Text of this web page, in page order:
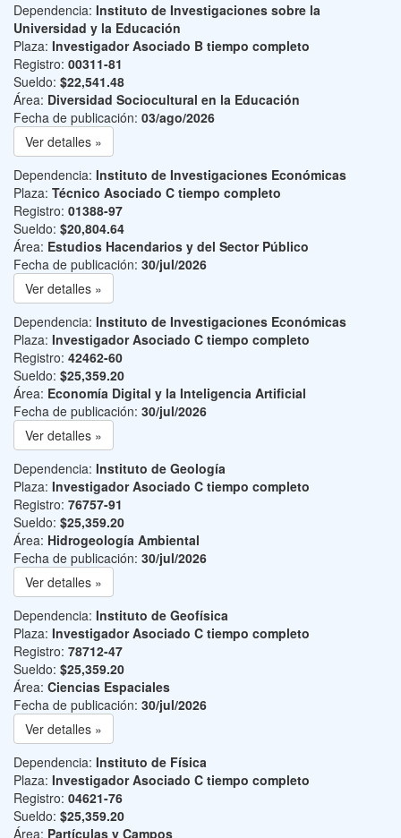
Dependencia: Instituto de Investigaciones sobre la
Universidad y la Educación
Plaza: Investigador Asociado B tiempo completo
Registro: 00311-81
Sueldo: $22,541.48
Área: Diversidad Sociocultural en la Educación
Fecha de publicación: 03/ago/2026
Ver detalles »
Dependencia: Instituto de Investigaciones Económicas
Plaza: Técnico Asociado C tiempo completo
Registro: 01388-97
Sueldo: $20,804.64
Área: Estudios Hacendarios y del Sector Público
Fecha de publicación: 30/jul/2026
Ver detalles »
Dependencia: Instituto de Investigaciones Económicas
Plaza: Investigador Asociado C tiempo completo
Registro: 42462-60
Sueldo: $25,359.20
Área: Economía Digital y la Inteligencia Artificial
Fecha de publicación: 30/jul/2026
Ver detalles »
Dependencia: Instituto de Geología
Plaza: Investigador Asociado C tiempo completo
Registro: 76757-91
Sueldo: $25,359.20
Área: Hidrogeología Ambiental
Fecha de publicación: 30/jul/2026
Ver detalles »
Dependencia: Instituto de Geofísica
Plaza: Investigador Asociado C tiempo completo
Registro: 78712-47
Sueldo: $25,359.20
Área: Ciencias Espaciales
Fecha de publicación: 30/jul/2026
Ver detalles »
Dependencia: Instituto de Física
Plaza: Investigador Asociado C tiempo completo
Registro: 04621-76
Sueldo: $25,359.20
Área: Partículas y Campos